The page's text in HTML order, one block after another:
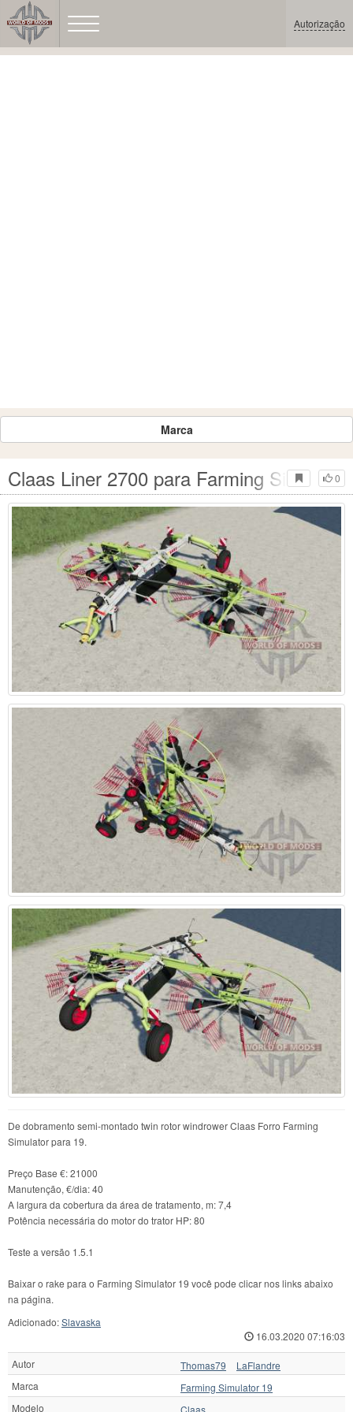
Autorização
Marca
0
Claas Liner 2700 para Farming
De dobramento semi-montado twin rotor windrower Claas Forro Farming
Simulator para 19.
Preço Base €: 21000
Manutenção, €/dia: 40
A largura da cobertura da área de tratamento, m: 7,4
Potência necessária do motor do trator HP: 80
Teste a versão 1.5.1
Baixar o rake para o Farming Simulator 19 você pode clicar nos links abaixo
na página.
Adicionado:Slavaska
16.03.2020 07:16:03
Autor Thomas79
LaFlandre
Marca
Farming Simulator 19
Modelo
Claas